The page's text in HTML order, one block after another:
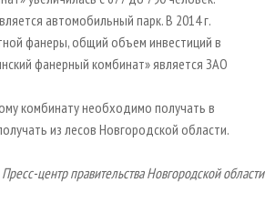
автомобильный парк. В 2014 г.
фанеры, общий объем инвестиций в
фанерный комбинат» является ЗАО
комбинату необходимо получать в
из лесов Новгородской области.
Пресс-центр правительства Новгородской области